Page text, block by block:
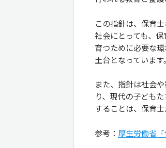
この指針は、保育
社会にとっても、
育つために必要な
土台となっています。
また、指針は社会
り、現代の子ども
することは、保育
参考： 厚生労働省「